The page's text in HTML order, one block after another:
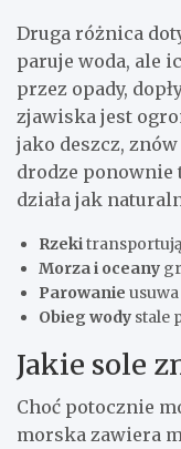
Druga różnica
paruje woda, ale
przez opady,
zjawiska jest
jako deszcz,
drodze ponownie
działa jak
Rzeki
Morza i oceany
Parowanie usuwa
Obieg wody stale
Jakie sole
Choć potocznie
morska zawiera